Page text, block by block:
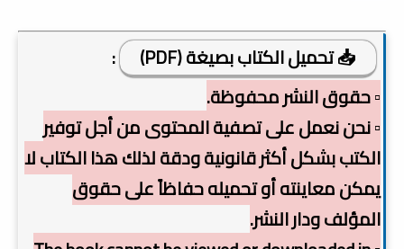
📥 تحميل الكتاب بصيغة (PDF)
:
▫️ حقوق النشر محفوظة.
▫️ نحن نعمل على تصفية المحتوى من أجل توفير
الكتب بشكل أكثر قانونية ودقة لذلك هذا الكتاب لا
يمكن معاينته أو تحميله حفاظاً على حقوق
المؤلف ودار النشر.